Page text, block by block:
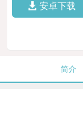
安卓下载
简介